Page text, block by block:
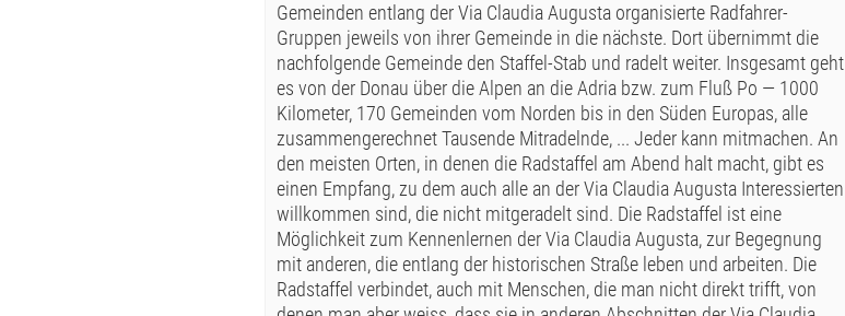
Gemeinden entlang der Via Claudia Augusta organisierte Radfahrer-
Gruppen jeweils von ihrer Gemeinde in die nächste. Dort übernimmt die
nachfolgende Gemeinde den Staffel-Stab und radelt weiter. Insgesamt geht
es von der Donau über die Alpen an die Adria bzw. zum Fluß Po — 1000
Kilometer, 170 Gemeinden vom Norden bis in den Süden Europas, alle
zusammengerechnet Tausende Mitradelnde, ... Jeder kann mitmachen. An
den meisten Orten, in denen die Radstaffel am Abend halt macht, gibt es
einen Empfang, zu dem auch alle an der Via Claudia Augusta Interessierten
willkommen sind, die nicht mitgeradelt sind. Die Radstaffel ist eine
Möglichkeit zum Kennenlernen der Via Claudia Augusta, zur Begegnung
mit anderen, die entlang der historischen Straße leben und arbeiten. Die
Radstaffel verbindet, auch mit Menschen, die man nicht direkt trifft, von